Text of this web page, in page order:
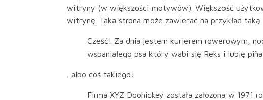
witryny (w większości motywów). Większość
witrynę. Taka strona może zawierać na przykład taką
Cześć! Za dnia jestem kurierem rowerowym,
wspaniałego psa który wabi się Reks i lubię
...albo coś takiego:
Firma XYZ Doohickey została założona w